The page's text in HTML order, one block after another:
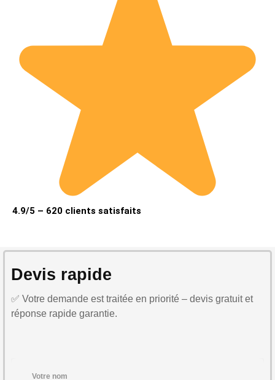
4.9/5 – 620 clients satisfaits
Devis rapide
✅ Votre demande est traitée en priorité – devis gratuit et
réponse rapide garantie.
Votre nom